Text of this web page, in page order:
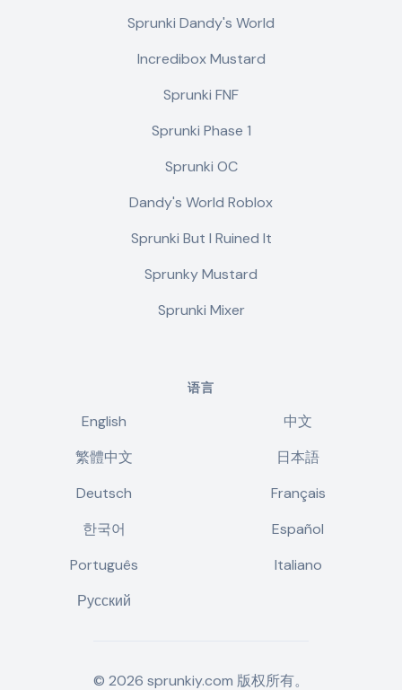
Sprunki Dandy's World
Incredibox Mustard
Sprunki FNF
Sprunki Phase 1
Sprunki OC
Dandy's World Roblox
Sprunki But I Ruined It
Sprunky Mustard
Sprunki Mixer
语言
English
中文
繁體中文
日本語
Deutsch
Français
한국어
Español
Português
Italiano
Русский
© 2026 sprunkiy.com 版权所有。